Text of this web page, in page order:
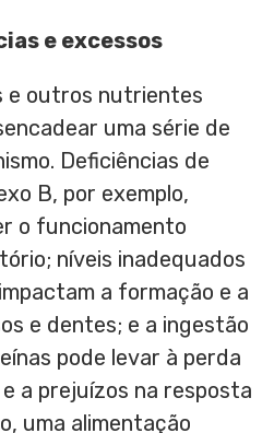
e excessos
e outros nutrientes
uma série de
Deficiências de
B, por exemplo,
o funcionamento
níveis inadequados
a formação e a
e dentes; e a ingestão
pode levar à perda
a prejuízos na resposta
uma alimentação